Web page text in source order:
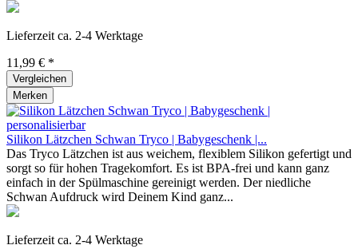
Lieferzeit ca. 2-4 Werktage
11,99 € *
Vergleichen
Merken
Silikon Lätzchen Schwan Tryco | Babygeschenk |...
Das Tryco Lätzchen ist aus weichem, flexiblem Silikon gefertigt und
sorgt so für hohen Tragekomfort. Es ist BPA-frei und kann ganz
einfach in der Spülmaschine gereinigt werden. Der niedliche
Schwan Aufdruck wird Deinem Kind ganz...
Lieferzeit ca. 2-4 Werktage